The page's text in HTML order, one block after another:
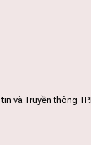
và Truyền thông